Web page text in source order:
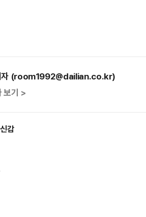
자 (room1992@dailian.co.kr)
보기 >
감